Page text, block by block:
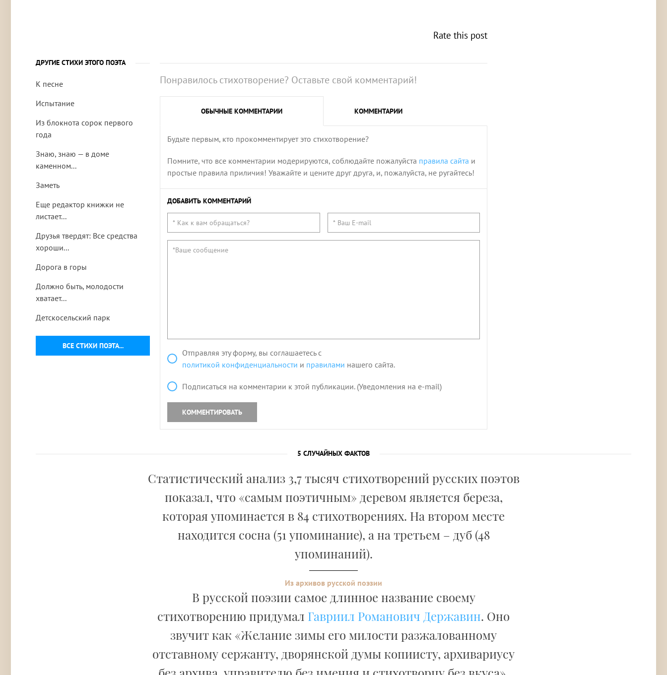
Rate this post
ДРУГИЕ СТИХИ ЭТОГО ПОЭТА
ВСЕ СТИХИ ПОЭТА...
К песне
Испытание
Из блокнота сорок первого
года
Знаю, знаю — в доме
каменном...
Заметь
Еще редактор книжки не
листает...
Друзья твердят: Все средства
хороши...
Дорога в горы
Должно быть, молодости
хватает...
Детскосельский парк
Понравилось стихотворение? Оставьте свой комментарий!
ОБЫЧНЫЕ КОММЕНТАРИИ КОММЕНТАРИИ
Будьте первым, кто прокомментирует это стихотворение?
Помните, что все комментарии модерируются, соблюдайте пожалуйста правила сайта и
простые правила приличия! Уважайте и цените друг друга, и, пожалуйста, не ругайтесь!
ДОБАВИТЬ КОММЕНТАРИЙ
Отправляя эту форму, вы соглашаетесь с
политикой конфиденциальности и правилами нашего сайта.
Подписаться на комментарии к этой публикации. (Уведомления на e-mail)
КОММЕНТИРОВАТЬ
5 СЛУЧАЙНЫХ ФАКТОВ
Статистический анализ 3,7 тысяч стихотворений русских поэтов
показал, что «самым поэтичным» деревом является береза,
которая упоминается в 84 стихотворениях. На втором месте
находится сосна (51 упоминание), а на третьем – дуб (48
упоминаний).
Из архивов русской поэзии
В русской поэзии самое длинное название своему
стихотворению придумал Гавриил Романович Державин. Оно
звучит как «Желание зимы его милости разжалованному
отставному сержанту, дворянской думы копиисту, архивариусу